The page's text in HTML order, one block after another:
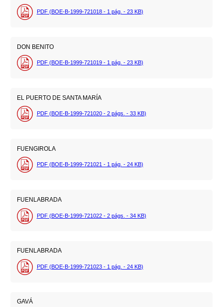
PDF (BOE-B-1999-721018 - 1 pág. - 23 KB)
DON BENITO
PDF (BOE-B-1999-721019 - 1 pág. - 23 KB)
EL PUERTO DE SANTA MARÍA
PDF (BOE-B-1999-721020 - 2 págs. - 33 KB)
FUENGIROLA
PDF (BOE-B-1999-721021 - 1 pág. - 24 KB)
FUENLABRADA
PDF (BOE-B-1999-721022 - 2 págs. - 34 KB)
FUENLABRADA
PDF (BOE-B-1999-721023 - 1 pág. - 24 KB)
GAVÁ